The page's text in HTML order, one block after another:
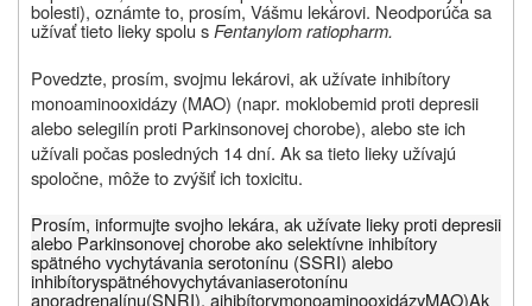
bolesti), oznámte to, prosím, Vášmu lekárovi. Neodporúča sa
užívať tieto lieky spolu s Fentanylom ratiopharm.
Povedzte, prosím, svojmu lekárovi, ak užívate inhibítory
monoaminooxidázy (MAO) (napr. moklobemid proti depresii
alebo selegilín proti Parkinsonovej chorobe), alebo ste ich
užívali počas posledných 14 dní. Ak sa tieto lieky užívajú
spoločne, môže to zvýšiť ich toxicitu.
Prosím, informujte svojho lekára, ak užívate lieky proti depresii
alebo Parkinsonovej chorobe ako selektívne inhibítory
spätného vychytávania serotonínu (SSRI) alebo
inhibítoryspätnéhovychytávaniaserotonínu
anoradrenalínu(SNRI),aihibítorymonoaminooxidázyMAO)Ak